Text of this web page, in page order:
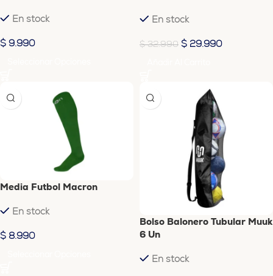
En stock
$ 9.990
En stock
$32.990 $ 29.990
Media Futbol Macron
En stock
$ 8.990
Bolso Balonero Tubular Muuk
6 Un
En stock